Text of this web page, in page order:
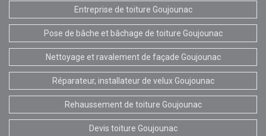
Entreprise de toiture Goujounac
Pose de bâche et bâchage de toiture Goujounac
Nettoyage et ravalement de façade Goujounac
Réparateur, installateur de velux Goujounac
Rehaussement de toiture Goujounac
Devis toiture Goujounac